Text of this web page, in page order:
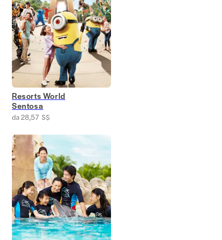
Resorts World
Sentosa
da 28,57 S$